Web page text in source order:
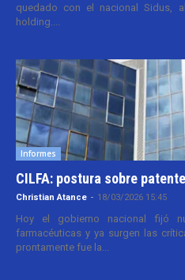
quedado con el nacional Sidus,
holding....
Informes
CILFA: postura sobre
Christian Atance - 18/03/2026 15:45
Hoy el gobierno nacional fijó
farmacéuticas y ya surgen las
prontamente fue la...